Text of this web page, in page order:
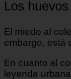
Los
El miedo al
embargo, está
En cuanto al
leyenda